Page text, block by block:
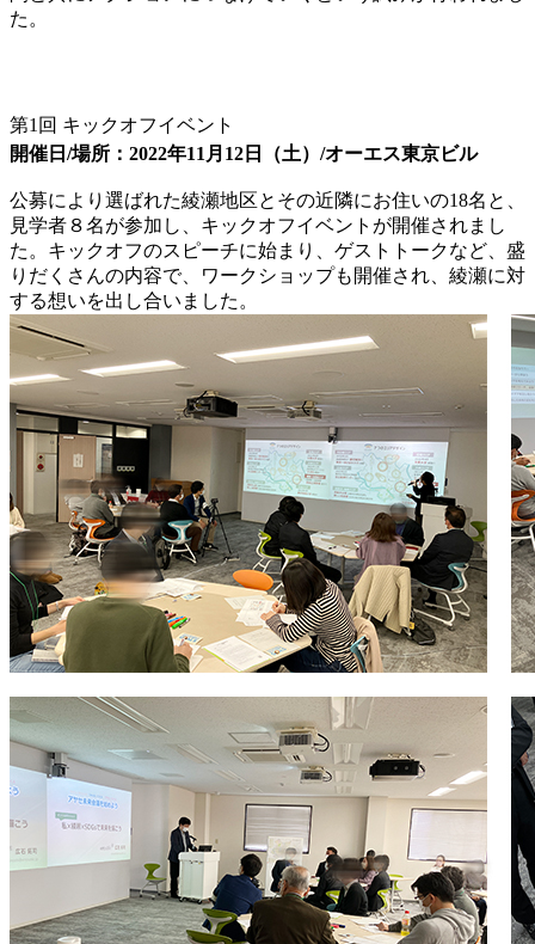
た。
第1回 キックオフイベント
開催日/場所：2022年11月12日（土）/オーエス東京ビル
公募により選ばれた綾瀬地区とその近隣にお住いの18名と、
見学者８名が参加し、キックオフイベントが開催されまし
た。キックオフのスピーチに始まり、ゲストトークなど、盛
りだくさんの内容で、ワークショップも開催され、綾瀬に対
する想いを出し合いました。